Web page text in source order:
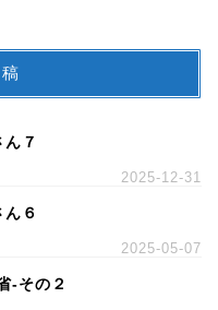
７
2025-12-31
６
2025-05-07
-その２